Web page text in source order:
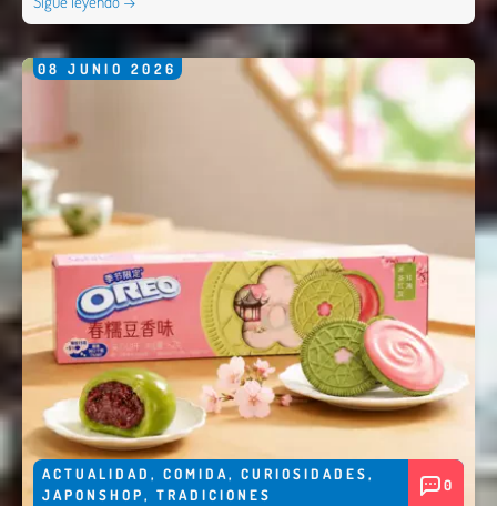
08 JUNIO 2026
ACTUALIDAD , COMIDA, CURIOSIDADES,
JAPONSHOP, TRADICIONES
0